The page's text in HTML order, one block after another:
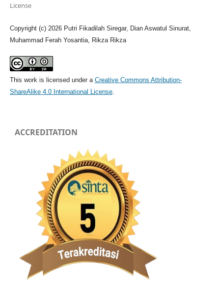
License
Copyright (c) 2026 Putri Fikadilah Siregar, Dian Aswatul Sinurat,
Muhammad Ferah Yosantia, Rikza Rikza
This work is licensed under a Creative Commons Attribution-
ShareAlike 4.0 International License.
ACCREDITATION